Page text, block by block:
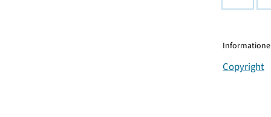
Copyright